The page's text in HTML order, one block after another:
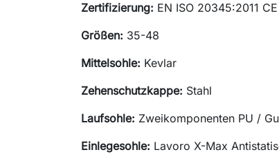
Zertifizierung: EN ISO 20345:2011
Größen: 35-48
Mittelsohle: Kevlar
Zehenschutzkappe: Stahl
Laufsohle: Zweikomponenten PU /
Einlegesohle: Lavoro X-Max